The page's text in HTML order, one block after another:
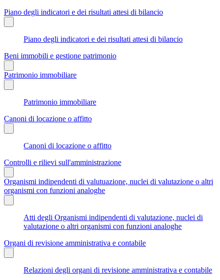
Piano degli indicatori e dei risultati attesi di bilancio
Piano degli indicatori e dei risultati attesi di bilancio
Beni immobili e gestione patrimonio
Patrimonio immobiliare
Patrimonio immobiliare
Canoni di locazione o affitto
Canoni di locazione o affitto
Controlli e rilievi sull'amministrazione
Organismi indipendenti di valutuazione, nuclei di valutazione o altri
organismi con funzioni analoghe
Atti degli Organismi indipendenti di valutazione, nuclei di
valutazione o altri organismi con funzioni analoghe
Organi di revisione amministrativa e contabile
Relazioni degli organi di revisione amministrativa e contabile